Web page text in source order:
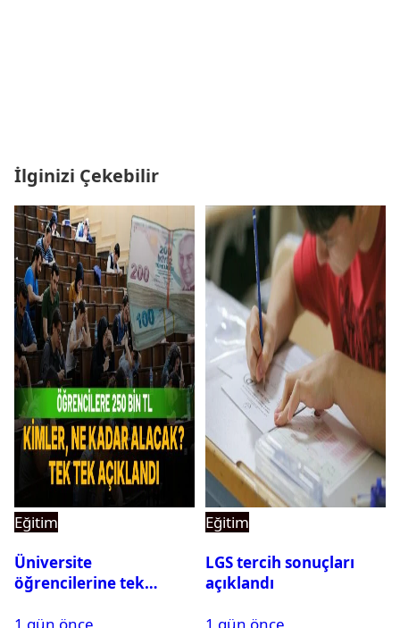
İlginizi Çekebilir
Eğitim
Üniversite
öğrencilerine tek
1 gün önce
Eğitim
LGS tercih sonuçları
açıklandı
1 gün önce